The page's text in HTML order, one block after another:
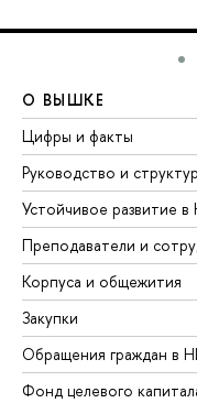
О ВЫШКЕ
Цифры и факты
Руководство и
Устойчивое развитие
Преподаватели и
Корпуса и общежития
Закупки
Обращения граждан в
Фонд целевого